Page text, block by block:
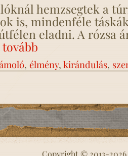
hemzsegtek a
is, mindenféle
eladni. A rózsa
, élmény, kirándulás,
Copyright © 2013-2026